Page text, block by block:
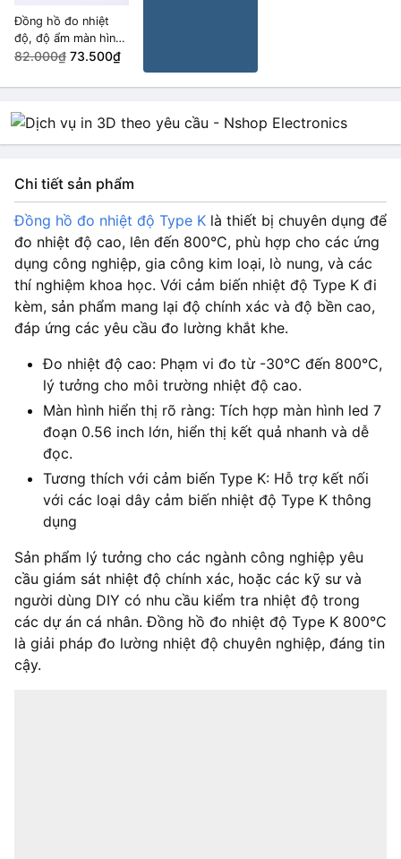
Đồng hồ đo nhiệt
độ, độ ẩm màn hình
kỹ thuật số
82.000₫ 73.500₫
Chi tiết sản phẩm
Đồng hồ đo nhiệt độ Type K là thiết bị chuyên dụng để
đo nhiệt độ cao, lên đến 800°C, phù hợp cho các ứng
dụng công nghiệp, gia công kim loại, lò nung, và các
thí nghiệm khoa học. Với cảm biến nhiệt độ Type K đi
kèm, sản phẩm mang lại độ chính xác và độ bền cao,
đáp ứng các yêu cầu đo lường khắt khe.
Đo nhiệt độ cao: Phạm vi đo từ -30°C đến 800°C,
lý tưởng cho môi trường nhiệt độ cao.
Màn hình hiển thị rõ ràng: Tích hợp màn hình led 7
đoạn 0.56 inch lớn, hiển thị kết quả nhanh và dễ
đọc.
Tương thích với cảm biến Type K: Hỗ trợ kết nối
với các loại dây cảm biến nhiệt độ Type K thông
dụng
Sản phẩm lý tưởng cho các ngành công nghiệp yêu
cầu giám sát nhiệt độ chính xác, hoặc các kỹ sư và
người dùng DIY có nhu cầu kiểm tra nhiệt độ trong
các dự án cá nhân. Đồng hồ đo nhiệt độ Type K 800°C
là giải pháp đo lường nhiệt độ chuyên nghiệp, đáng tin
cậy.